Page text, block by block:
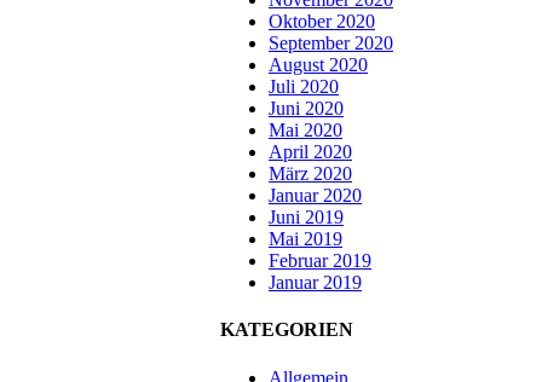
Oktober 2020
September 2020
August 2020
Juli 2020
Juni 2020
Mai 2020
April 2020
März 2020
Januar 2020
Juni 2019
Mai 2019
Februar 2019
Januar 2019
KATEGORIEN
Allgemein